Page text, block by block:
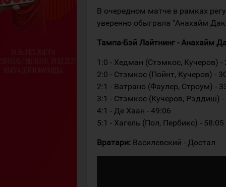
В очередном матче в рамках
уверенно обыграла "Анахайм
Тампа-Бэй Лайтнинг - Анахайм
1:0 - Хедман (Стэмкос, Кучеров) -
2:0 - Стэмкос (Пойнт, Кучеров) -
2:1 - Ватрано (Фаулер, Строум) -
3:1 - Стэмкос (Кучеров, Рэддиш) -
4:1 - Де Хаан - 49:06
5:1 - Хагель (Пол, Пербикс) - 58:05
Вратари: Василевский - Достал